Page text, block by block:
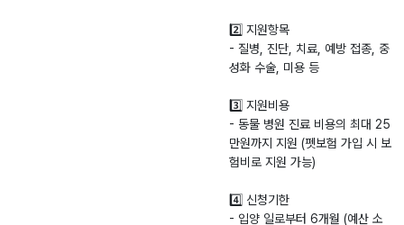
2️⃣ 지원항목
- 질병, 진단, 치료, 예방 접종, 중
성화 수술, 미용 등
3️⃣ 지원비용
- 동물 병원 진료 비용의 최대 25
만원까지 지원 (펫보험 가입 시 보
험비로 지원 가능)
4️⃣ 신청기한
- 입양 일로부터 6개월 (예산 소